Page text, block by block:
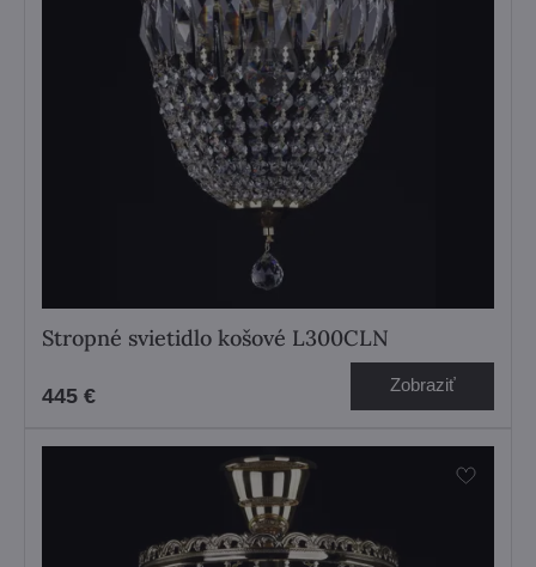
Stropné svietidlo košové L300CLN
445 € Zobraziť